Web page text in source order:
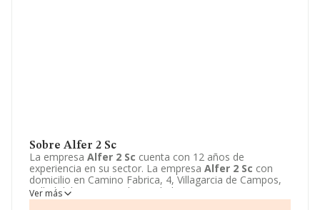
Sobre Alfer 2 Sc
La empresa Alfer 2 Sc cuenta con 12 años de
experiencia en su sector. La empresa Alfer 2 Sc con
domicilio en Camino Fabrica, 4, Villagarcia de Campos,
Valladolid. Su principal actividad CNAE es 0150 -
Producción agrícola combinada con la producción
Ver más